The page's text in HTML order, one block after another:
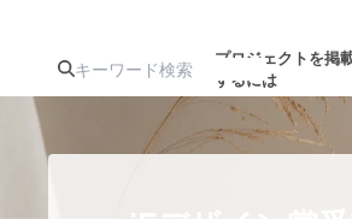
プロジェクトを掲
するには